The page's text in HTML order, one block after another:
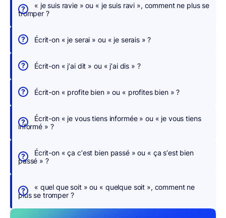
,
n
u
c
r
i
g
o
p
o
« je suis ravie » ou « je suis ravi », comment ne plus se
tromper ?
Écrit-on « je serai » ou « je serais » ?
Écrit-on « j’ai dit » ou « j’ai dis » ?
Écrit-on « profite bien » ou « profites bien » ?
Écrit-on « je vous tiens informée » ou « je vous tiens
informé » ?
Écrit-on « ça c’est bien passé » ou « ça s’est bien
passé » ?
« quel que soit » ou « quelque soit », comment ne
plus se tromper ?